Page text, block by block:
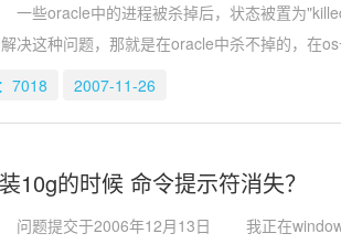
中的进程被杀掉后，状态被置为"killed"
决这种问题，那就是在oracle中杀不掉的，
7018
2007-11-26
10g的时候 命令提示符消失？
交于2006年12月13日 我正在windows